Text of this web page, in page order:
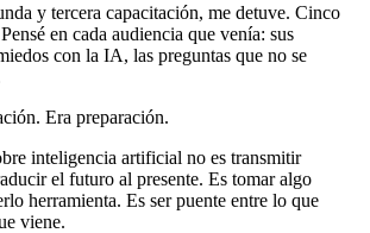
y tercera capacitación, me detuve. Cinco
en cada audiencia que venía: sus
con la IA, las preguntas que no se
Era preparación.
inteligencia artificial no es transmitir
el futuro al presente. Es tomar algo
herramienta. Es ser puente entre lo que
viene.